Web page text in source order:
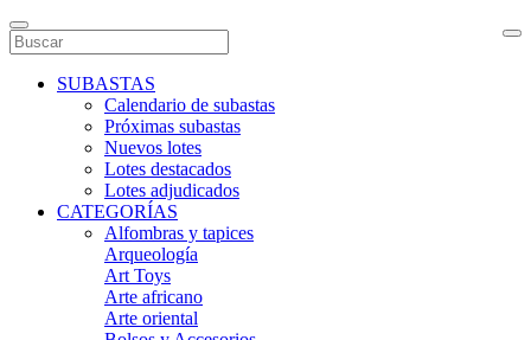
SUBASTAS
Calendario de subastas
Próximas subastas
Nuevos lotes
Lotes destacados
Lotes adjudicados
CATEGORÍAS
Alfombras y tapices
Arqueología
Art Toys
Arte africano
Arte oriental